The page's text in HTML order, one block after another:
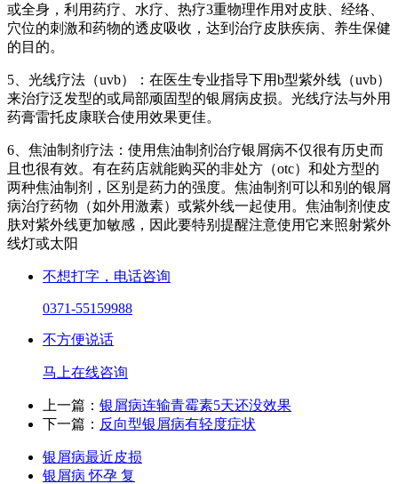
或全身，利用药疗、水疗、热疗3重物理作用对皮肤、经络、
穴位的刺激和药物的透皮吸收，达到治疗皮肤疾病、养生保健
的目的。
5、光线疗法（uvb）：在医生专业指导下用b型紫外线（uvb）
来治疗泛发型的或局部顽固型的银屑病皮损。光线疗法与外用
药膏雷托皮康联合使用效果更佳。
6、焦油制剂疗法：使用焦油制剂治疗银屑病不仅很有历史而
且也很有效。有在药店就能购买的非处方（otc）和处方型的
两种焦油制剂，区别是药力的强度。焦油制剂可以和别的银屑
病治疗药物（如外用激素）或紫外线一起使用。焦油制剂使皮
肤对紫外线更加敏感，因此要特别提醒注意使用它来照射紫外
线灯或太阳
不想打字，电话咨询
0371-55159988
不方便说话
马上在线咨询
上一篇： 银屑病连输青霉素5天还没效果
下一篇： 反向型银屑病有轻度症状
银屑病最近皮损
银屑病 怀孕 复